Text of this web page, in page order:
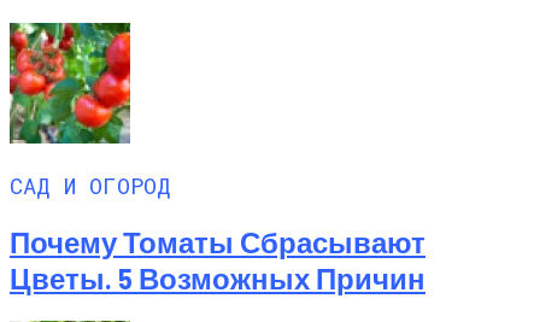
САД И ОГОРОД
Почему Томаты Сбрасывают
Цветы. 5 Возможных Причин